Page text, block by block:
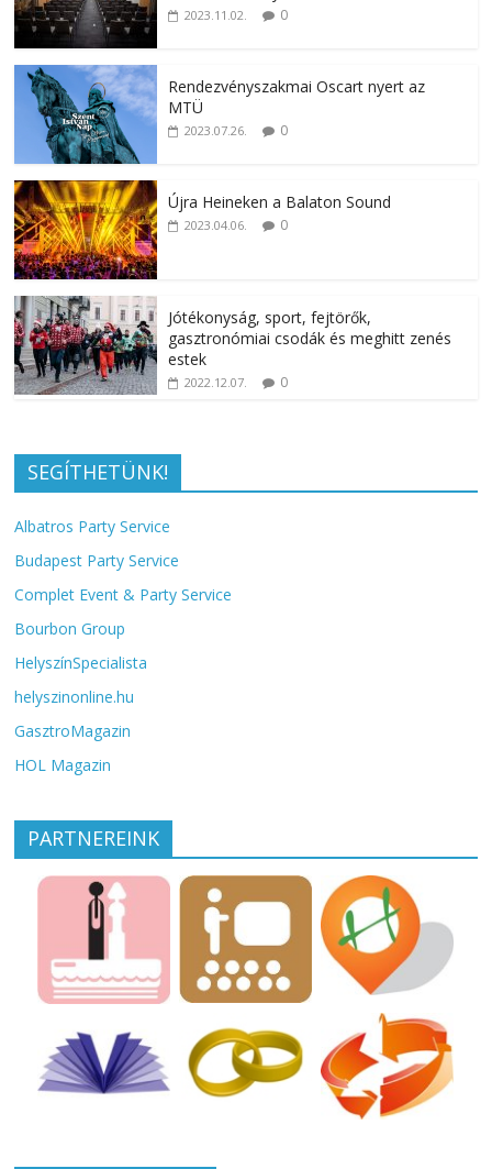
2023.11.02. 0
Rendezvényszakmai Oscart nyert az
MTÜ
2023.07.26. 0
Újra Heineken a Balaton Sound
2023.04.06. 0
Jótékonyság, sport, fejtörők,
gasztronómiai csodák és meghitt zenés
estek
2022.12.07. 0
SEGÍTHETÜNK!
Albatros Party Service
Budapest Party Service
Complet Event & Party Service
Bourbon Group
HelyszínSpecialista
helyszinonline.hu
GasztroMagazin
HOL Magazin
PARTNEREINK